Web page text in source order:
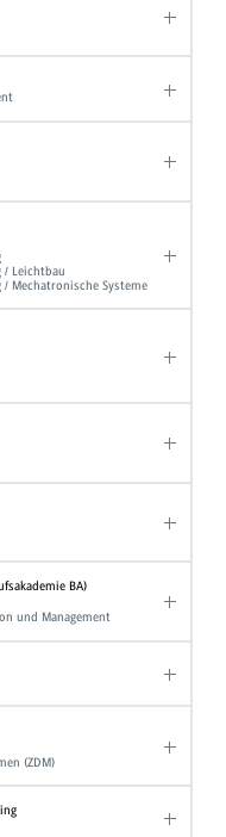
/ Leichtbau
Mechatronische Systeme
BA)
und Management
(ZDM)